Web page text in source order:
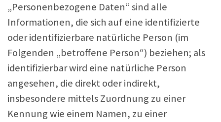
„Personenbezogene Daten“ sind alle
Informationen, die sich auf eine identifizierte
oder identifizierbare natürliche Person (im
Folgenden „betroffene Person“) beziehen; als
identifizierbar wird eine natürliche Person
angesehen, die direkt oder indirekt,
insbesondere mittels Zuordnung zu einer
Kennung wie einem Namen, zu einer